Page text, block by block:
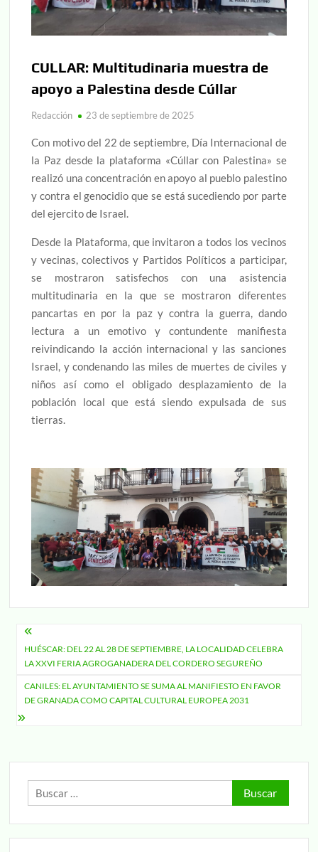
CULLAR: Multitudinaria muestra de
apoyo a Palestina desde Cúllar
Redacción 23 de septiembre de 2025
Con motivo del 22 de septiembre, Día Internacional de
la Paz desde la plataforma «Cúllar con Palestina» se
realizó una concentración en apoyo al pueblo palestino
y contra el genocidio que se está sucediendo por parte
del ejercito de Israel.
Desde la Plataforma, que invitaron a todos los vecinos
y vecinas, colectivos y Partidos Políticos a participar,
se mostraron satisfechos con una asistencia
multitudinaria en la que se mostraron diferentes
pancartas en por la paz y contra la guerra, dando
lectura a un emotivo y contundente manifiesta
reivindicando la acción internacional y las sanciones
Israel, y condenando las miles de muertes de civiles y
niños así como el obligado desplazamiento de la
población local que está siendo expulsada de sus
tierras.
Navegación
de
entradas
HUÉSCAR: DEL 22 AL 28 DE SEPTIEMBRE, LA LOCALIDAD CELEBRA
LA XXVI FERIA AGROGANADERA DEL CORDERO SEGUREÑO
CANILES: EL AYUNTAMIENTO SE SUMA AL MANIFIESTO EN FAVOR
DE GRANADA COMO CAPITAL CULTURAL EUROPEA 2031
Buscar: